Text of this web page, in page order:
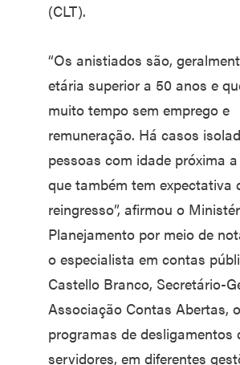
(CLT).
“Os anistiados são,
etária superior a 50 anos e
muito tempo sem emprego e
remuneração. Há casos
pessoas com idade próxima
que também tem expectativa
reingresso”, afirmou o
Planejamento por meio de
o especialista em contas
Castello Branco, Secretário-
Associação Contas Abertas,
programas de desligamentos
servidores, em diferentes